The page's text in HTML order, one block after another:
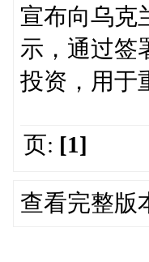
宣布向乌克
示，通过签
投资，用于
页: [1]
查看完整版